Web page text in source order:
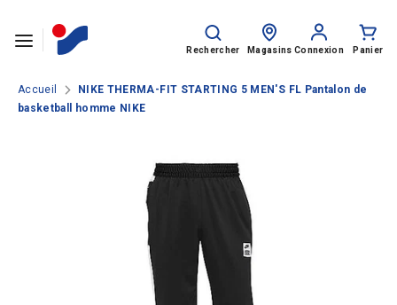
Rechercher
Recherche
Rechercher
sur
Magasins Connexion Panier
SPORTS
Accueil
NIKE THERMA-FIT STARTING 5 MEN'S FL Pantalon de
basketball homme NIKE